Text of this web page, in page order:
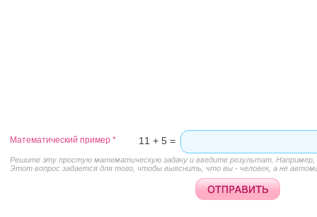
Этот вопрос задается для того, чтобы выяснить, что вы - человек, а не
Математический пример * 11 + 5 =
Решите эту простую математическую задачу и введите результат. Например,